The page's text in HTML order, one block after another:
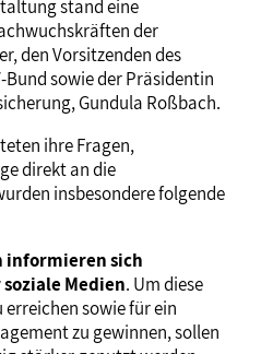
stand eine
der
den Vorsitzenden des
Bund sowie der Präsidentin
Gundula Roßbach.
ihre Fragen,
direkt an die
insbesondere folgende
informieren sich
Medien. Um diese
erreichen sowie für ein
zu gewinnen, sollen